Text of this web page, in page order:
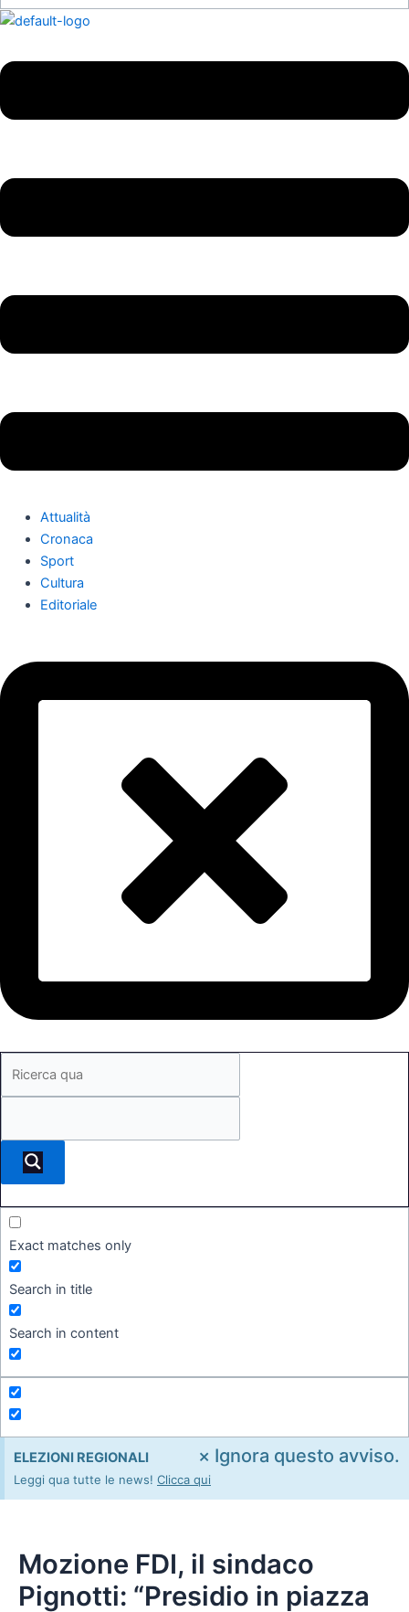
Attualità
Cronaca
Sport
Cultura
Editoriale
Exact matches only
Search in title
Search in content
ELEZIONI REGIONALI
Leggi qua tutte le news! Clicca qui
× Ignora questo avviso.
Mozione FDI, il sindaco
Pignotti: “Presidio in piazza